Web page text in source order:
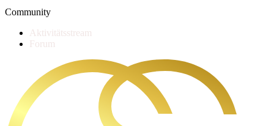
Community
Aktivitätsstream
Forum